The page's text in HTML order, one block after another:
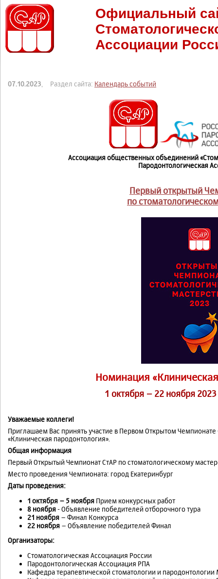
Официальный
Ассоциации
07.10.2023 , Раздел сайта: Календарь событий
Ассоциация общественных объединений
Пародонтологическая
Первый открытый
по
Номинация
1 октября – 22 ноября 2023
Уважаемые коллеги!
Приглашаем Вас принять участие в Первом Открытом Чемпионате
«Клиническая пародонтология».
Общая информация
Первый Открытый Чемпионат СтАР по стоматологическому
Место проведения Чемпионата: город Екатеринбург
Даты проведения:
1 октября – 5 ноября Прием конкурсных работ
8 ноября- Объявление победителей отборочного тура
21 ноября – Финал Конкурса
22 ноября – Объявление победителей Финал
Организаторы:
Стоматологическая Ассоциация России
Пародонтологическая Ассоциация РПА
Кафедра терапевтической стоматологии и